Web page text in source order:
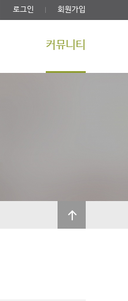
로그인 회원가입
커뮤니티